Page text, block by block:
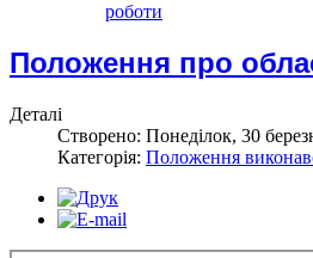
роботи
Положення про
Деталі
Створено: Понеділок, 30
Категорія: Положення